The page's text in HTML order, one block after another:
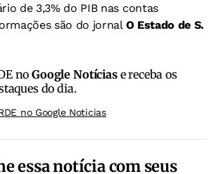
de 3,3% do PIB nas contas
são do jornal O Estado de S.
noGoogle Notíciase receba os
do dia.
no Google Noticias
essa notícia com seus